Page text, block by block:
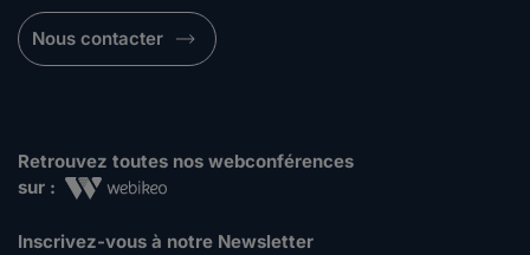
Nous contacter
Retrouvez toutes nos webconférences
sur :
Inscrivez-vous à notre Newsletter